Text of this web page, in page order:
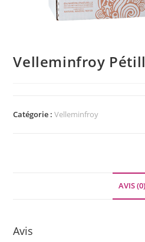
Velleminfroy
Catégorie :Velleminfroy
AVIS (0)
Avis